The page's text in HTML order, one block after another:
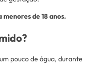
de 18 anos.
pouco de água, durante